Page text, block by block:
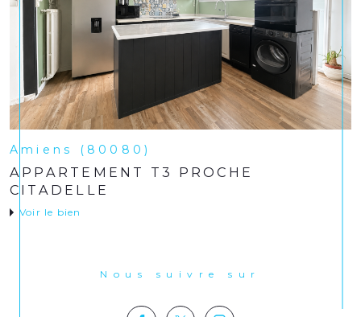
Amiens (80080)
APPARTEMENT T3 PROCHE
CITADELLE
Voir le bien
Nous suivre sur